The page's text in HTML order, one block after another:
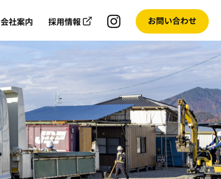
会社案内 採用情報 お問い合わせ